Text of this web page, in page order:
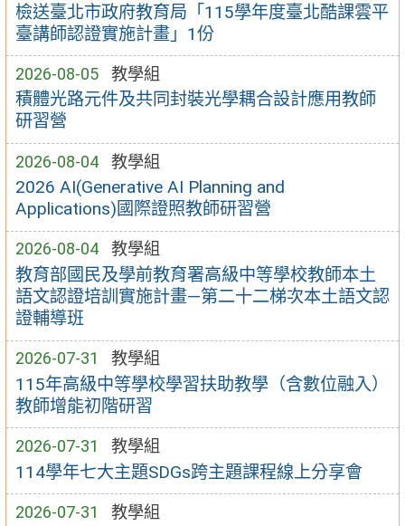
檢送臺北市政府教育局「115學年度臺北酷課雲平
臺講師認證實施計畫」1份
2026-08-05 教學組
積體光路元件及共同封裝光學耦合設計應用教師
研習營
2026-08-04 教學組
2026 AI(Generative AI Planning and
Applications)國際證照教師研習營
2026-08-04 教學組
教育部國民及學前教育署高級中等學校教師本土
語文認證培訓實施計畫—第二十二梯次本土語文認
證輔導班
2026-07-31 教學組
115年高級中等學校學習扶助教學（含數位融入）
教師增能初階研習
2026-07-31 教學組
114學年七大主題SDGs跨主題課程線上分享會
2026-07-31 教學組